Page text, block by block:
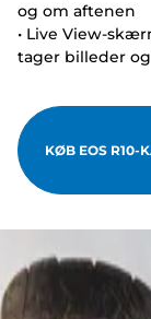
og om aftenen
• Live View-
tager billeder
KØB EOS R10-